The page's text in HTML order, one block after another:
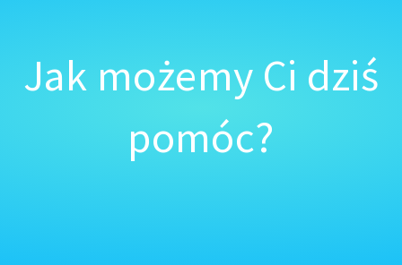
Jak możemy Ci dziś
pomóc?